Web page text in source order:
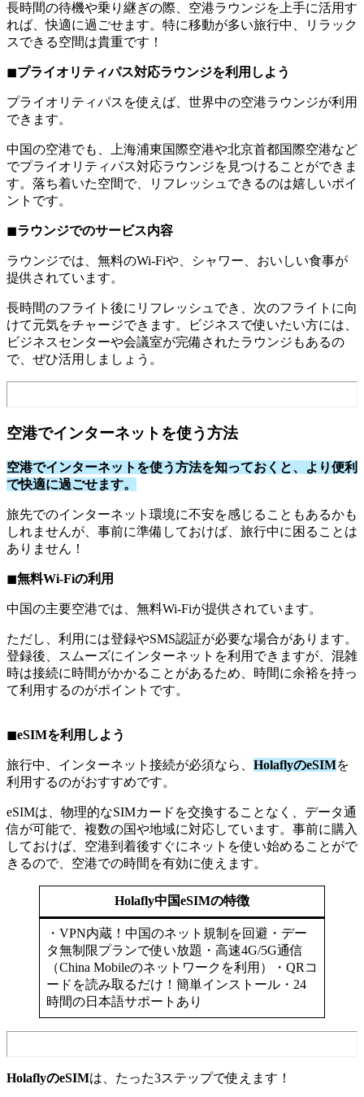
長時間の待機や乗り継ぎの際、空港ラウンジを上手に活用す
れば、快適に過ごせます。特に移動が多い旅行中、リラック
スできる空間は貴重です！
◼︎プライオリティパス対応ラウンジを利用しよう
プライオリティパスを使えば、世界中の空港ラウンジが利用
できます。
中国の空港でも、上海浦東国際空港や北京首都国際空港など
でプライオリティパス対応ラウンジを見つけることができま
す。落ち着いた空間で、リフレッシュできるのは嬉しいポイ
ントです。
◼︎ラウンジでのサービス内容
ラウンジでは、無料のWi-Fiや、シャワー、おいしい食事が
提供されています。
長時間のフライト後にリフレッシュでき、次のフライトに向
けて元気をチャージできます。ビジネスで使いたい方には、
ビジネスセンターや会議室が完備されたラウンジもあるの
で、ぜひ活用しましょう。
空港でインターネットを使う方法
空港でインターネットを使う方法を知っておくと、より便利
で快適に過ごせます。
旅先でのインターネット環境に不安を感じることもあるかも
しれませんが、事前に準備しておけば、旅行中に困ることは
ありません！
◼︎無料Wi-Fiの利用
中国の主要空港では、無料Wi-Fiが提供されています。
ただし、利用には登録やSMS認証が必要な場合があります。
登録後、スムーズにインターネットを利用できますが、混雑
時は接続に時間がかかることがあるため、時間に余裕を持っ
て利用するのがポイントです。
◼︎eSIMを利用しよう
旅行中、インターネット接続が必須なら、 HolaflyのeSIMを
利用するのがおすすめです。
eSIMは、物理的なSIMカードを交換することなく、データ通
信が可能で、複数の国や地域に対応しています。事前に購入
しておけば、空港到着後すぐにネットを使い始めることがで
きるので、空港での時間を有効に使えます。
Holafly中国eSIMの特徴
・VPN内蔵！中国のネット規制を回避・デー
タ無制限プランで使い放題・高速4G/5G通信
（China Mobileのネットワークを利用）・QRコ
ードを読み取るだけ！簡単インストール・24
時間の日本語サポートあり
HolaflyのeSIMは、たった3ステップで使えます！